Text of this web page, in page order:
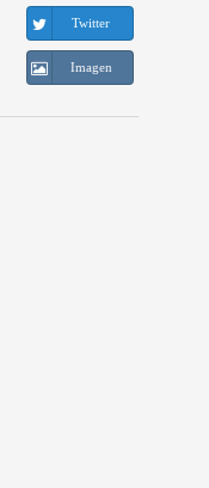
Twitter
Imagen